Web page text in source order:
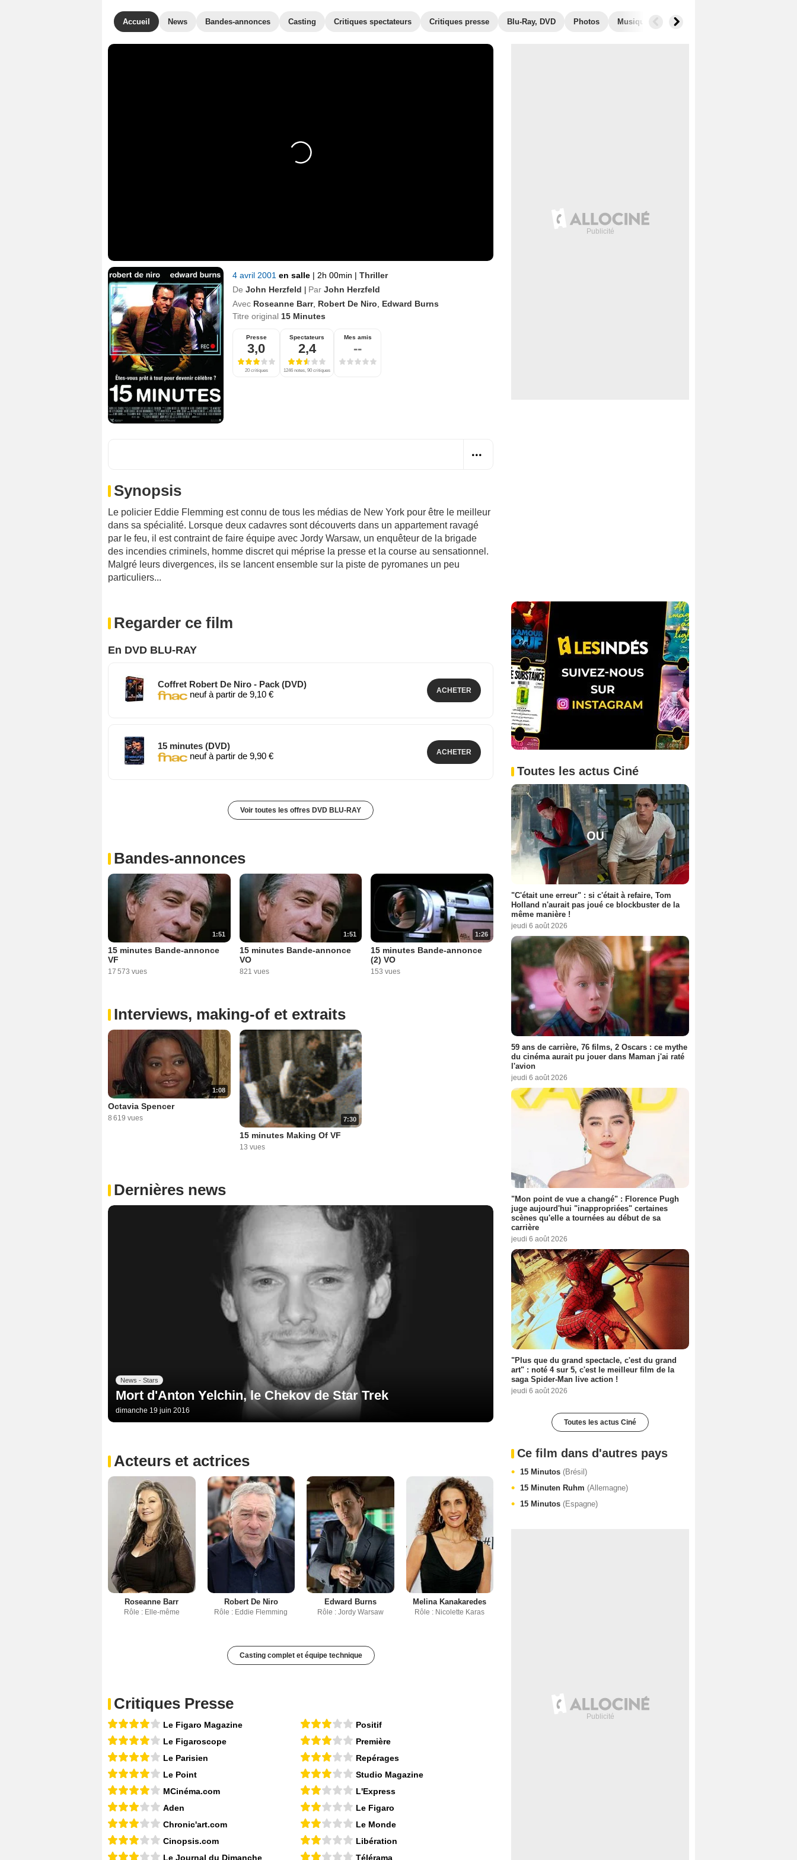
Accueil News Bandes-annonces Casting Critiques spectateurs Critiques presse Blu-Ray, DVD Photos Musique Secrets de tournage
4 avril 2001 en salle | 2h 00min | Thriller
De John Herzfeld | Par John Herzfeld
Avec Roseanne Barr, Robert De Niro
Edward Burns
Titre original 15 Minutes
Presse
3,0
20 critiques
Spectateurs
2,4
1246 notes, 90 critiques
Mes amis
--
Synopsis
Le policier Eddie Flemming est connu de tous les médias de New York pour être le meilleur
dans sa spécialité. Lorsque deux cadavres sont découverts dans un appartement ravagé
par le feu, il est contraint de faire équipe avec Jordy Warsaw, un enquêteur de la brigade
des incendies criminels, homme discret qui méprise la presse et la course au sensationnel.
Malgré leurs divergences, ils se lancent ensemble sur la piste de pyromanes un peu
particuliers...
Regarder ce film
En DVD BLU-RAY
Coffret Robert De Niro - Pack (DVD)
neuf à partir de 9,10 €
ACHETER
15 minutes (DVD)
neuf à partir de 9,90 €
ACHETER
Voir toutes les offres DVD BLU-RAY
Bandes-annonces
1:51
15 minutes Bande-annonce
VF
17 573 vues
1:51
15 minutes Bande-annonce
VO
821 vues
1:26
15 minutes Bande-annonce
(2) VO
153 vues
Interviews, making-of et extraits
1:08
Octavia Spencer
8 619 vues 7:30
15 minutes Making Of VF
13 vues
Dernières news
News - Stars
Mort d'Anton Yelchin, le Chekov de Star Trek
dimanche 19 juin 2016
Acteurs et actrices
Roseanne Barr
Rôle : Elle-même
Robert De Niro
Rôle : Eddie Flemming
Edward Burns
Rôle : Jordy Warsaw
Melina Kanakaredes
Rôle : Nicolette Karas
Casting complet et équipe technique
Critiques Presse
Le Figaro Magazine
Le Figaroscope
Le Parisien
Le Point
MCinéma.com
Aden
Chronic'art.com
Cinopsis.com
Le Journal du Dimanche
Positif
Première
Repérages
Studio Magazine
L'Express
Le Figaro
Le Monde
Libération
Télérama
Toutes les actus Ciné
"C'était une erreur" : si c'était à refaire, Tom
Holland n'aurait pas joué ce blockbuster de la
même manière !
jeudi 6 août 2026
59 ans de carrière, 76 films, 2 Oscars : ce mythe
du cinéma aurait pu jouer dans Maman j'ai raté
l'avion
jeudi 6 août 2026
"Mon point de vue a changé" : Florence Pugh
juge aujourd'hui "inappropriées" certaines
scènes qu'elle a tournées au début de sa
carrière
jeudi 6 août 2026
"Plus que du grand spectacle, c'est du grand
art" : noté 4 sur 5, c'est le meilleur film de la
saga Spider-Man live action !
jeudi 6 août 2026
Toutes les actus Ciné
Ce film dans d'autres pays
15 Minutos (Brésil)
15 Minuten Ruhm (Allemagne)
15 Minutos (Espagne)